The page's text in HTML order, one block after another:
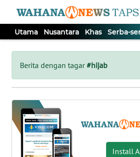
Utama Nusantara Khas Serba-
Berita dengan tagar#hijab
Install
Tutup
UTAMA
NUSANTARA
KHAS